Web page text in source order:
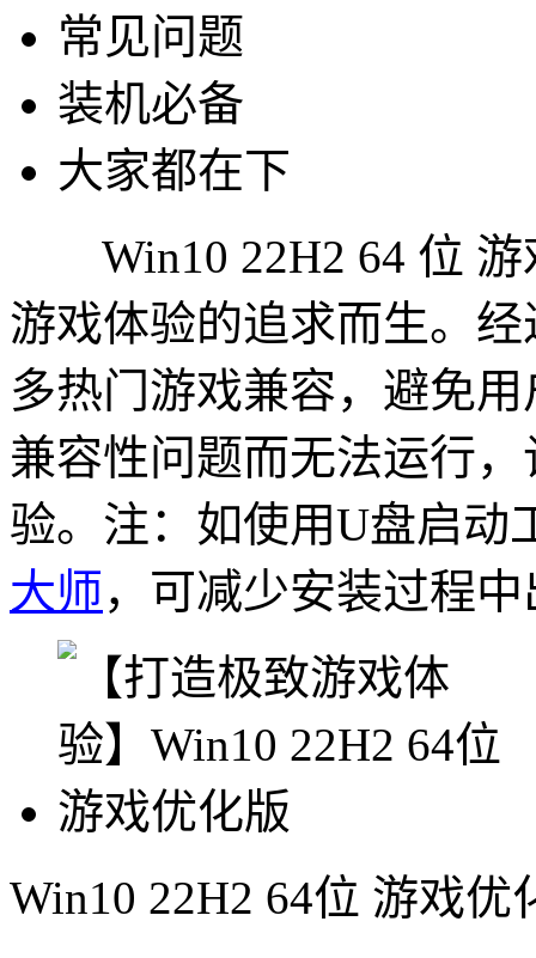
常见问题
装机必备
大家都在下
Win10 22H2 64 位 游
游戏体验的追求而生。
多热门游戏兼容，避免
兼容性问题而无法运行
验。 注：如使用U盘启动
大师，可减少安装过程
Win10 22H2 64位 游戏优